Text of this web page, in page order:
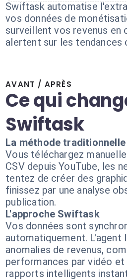
Swiftask automatise
vos données de
surveillent vos revenus en
alertent sur les tendances
AVANT / APRÈS
Ce qui
Swiftask
La méthode traditionnelle
Vous téléchargez
CSV depuis YouTube, les
tentez de créer des
finissez par une analyse
publication.
L'approche Swiftask
Vos données sont
automatiquement. L'agent
anomalies de revenus,
performances par vidéo et
rapports intelligents